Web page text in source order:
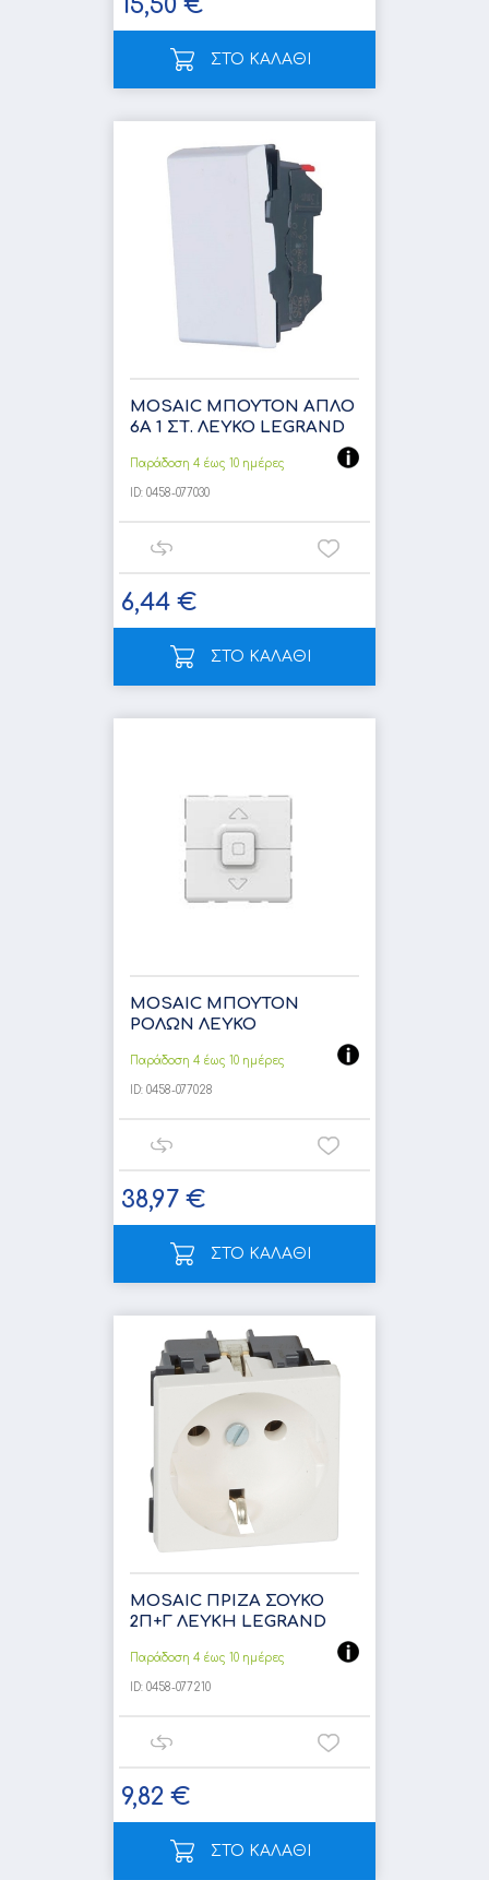
15,50 €
ΣΤΟ ΚΑΛΑΘΙ
MOSAIC ΜΠΟΥΤΟΝ ΑΠΛΟ
6Α 1 ΣΤ. ΛΕΥΚΟ LEGRAND
Παράδοση 4 έως 10 ημέρες
ID: 0458-077030
6,44 €
ΣΤΟ ΚΑΛΑΘΙ
MOSAIC ΜΠΟΥΤΟΝ
ΡΟΛΩΝ ΛΕΥΚΟ
Παράδοση 4 έως 10 ημέρες
ID: 0458-077028
38,97 €
ΣΤΟ ΚΑΛΑΘΙ
MOSAIC ΠΡΙΖΑ ΣΟΥΚΟ
2Π+Γ ΛΕΥΚΗ LEGRAND
Παράδοση 4 έως 10 ημέρες
ID: 0458-077210
9,82 €
ΣΤΟ ΚΑΛΑΘΙ